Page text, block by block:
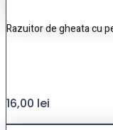
Razuitor de gheata cu
16,00 lei